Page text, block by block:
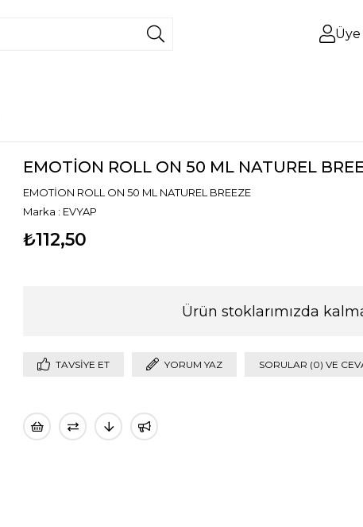
EMOTİON ROLL ON 50 ML NATUREL
EMOTİON ROLL ON 50 ML NATUREL BREEZE
Marka : EVYAP
₺112,50
Ürün stoklarımızda
TAVSIYE ET YORUM YAZ SORULAR (0) VE